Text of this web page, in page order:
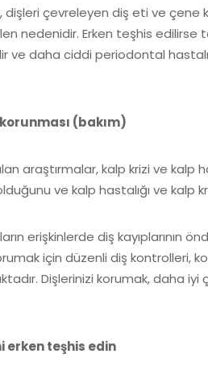
dişleri çevreleyen diş eti ve çene
nedenidir. Erken teşhis
ve daha ciddi periodontal
(bakım)
araştırmalar, kalp krizi ve kalp
ve kalp hastalığı ve kalp
erişkinlerde diş kayıplarının
için düzenli diş kontrolleri,
Dişlerinizi korumak, daha
erken teşhis edin